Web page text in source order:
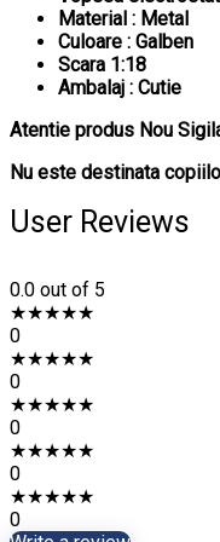
Material : Metal
Culoare : Galben
Scara 1:18
Ambalaj : Cutie
Atentie produs Nou
Nu este destinata
User Reviews
0.0 out of 5
★★★★★
0
★★★★★
0
★★★★★
0
★★★★★
0
★★★★★
0